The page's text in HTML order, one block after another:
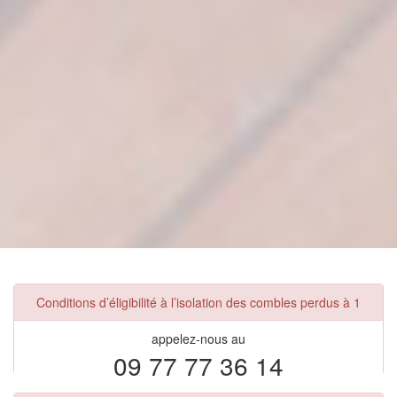
Conditions d’éligibilité à l’isolation des combles perdus à 1
appelez-nous au
09 77 77 36 14